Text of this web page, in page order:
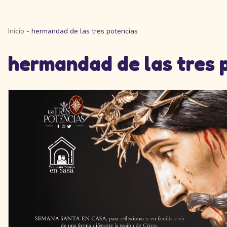
Inicio - hermandad de las tres potencias
hermandad de las tres